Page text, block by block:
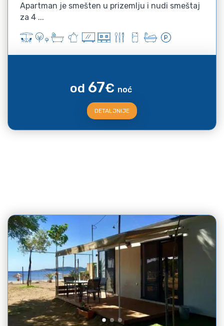
Apartman je smešten u prizemlju i nudi smeštaj
za 4 ...
od 67€ noć
DETALJNIJE